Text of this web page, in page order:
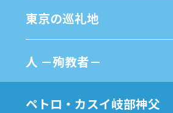
東京の巡礼地
⼈ －殉教者－
ペトロ・カスイ岐部神父